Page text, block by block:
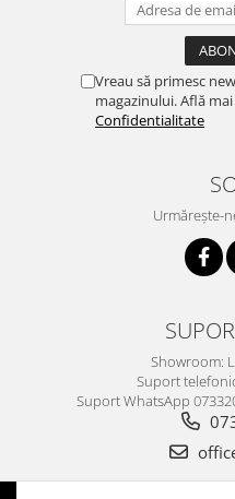
Vreau să primesc
magazinului. Află
Confidentialitate
Urmărește-
Showroom:
Suport
Suport WhatsApp